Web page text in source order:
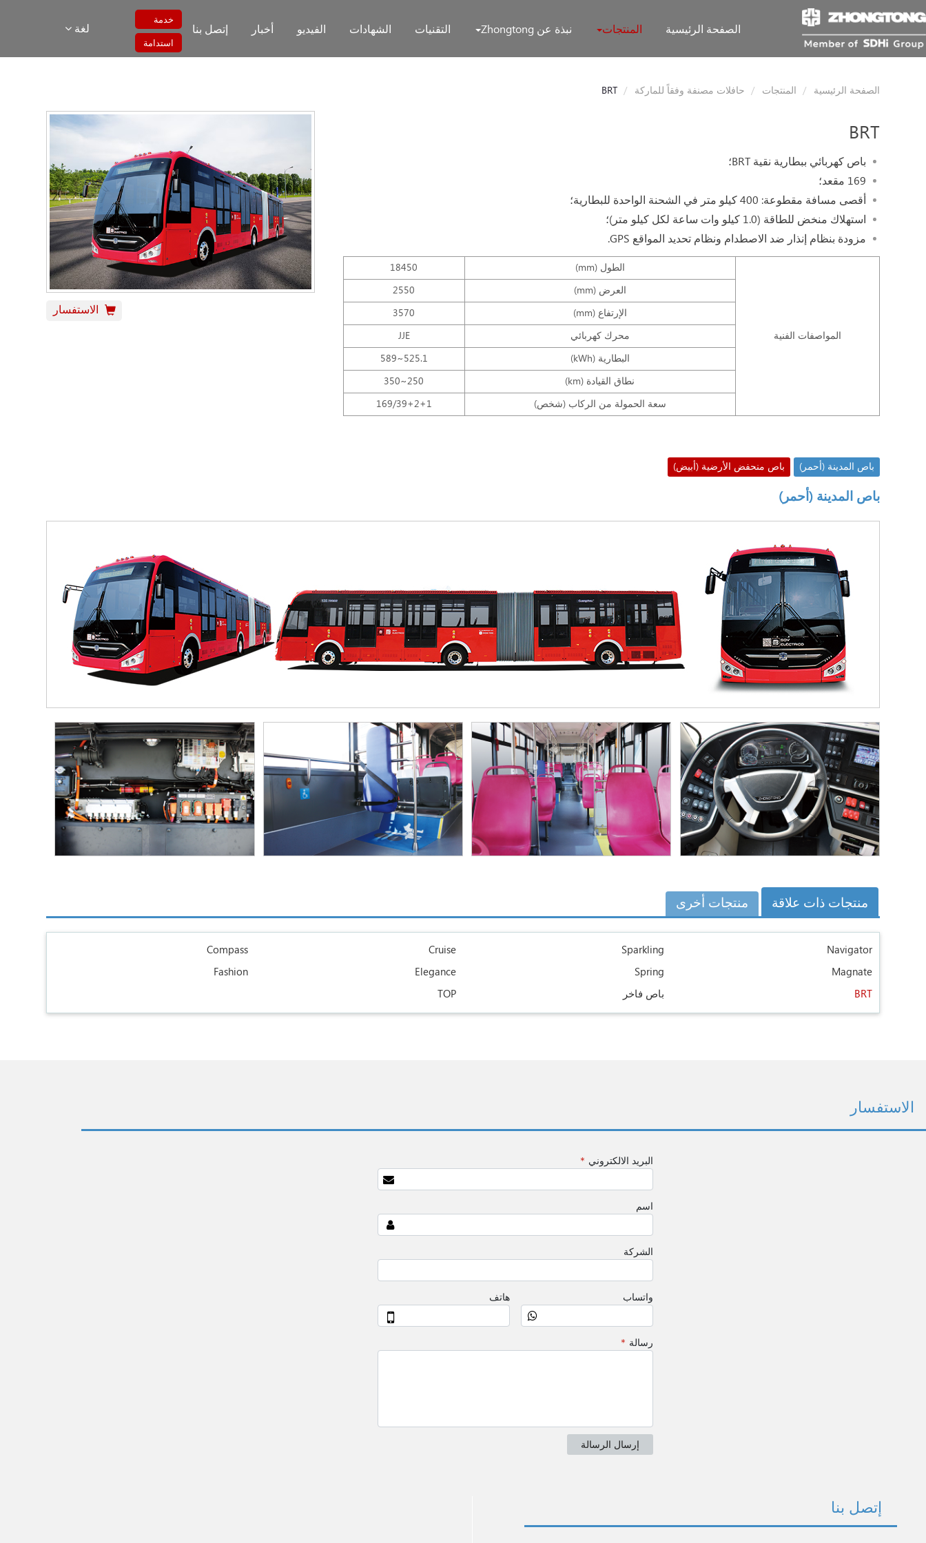
لغة الصفحة الرئيسية المنتجات نبذة عن Zhongtong التقنيات الشهادات الفيديو أخبار إتصل بنا
خدمة
استدامة
الصفحة الرئيسية المنتجات حافلات مصنفة وفقاً للماركة BRT
الاستفسار
BRT
باص كهربائي ببطارية نقية BRT؛
169 مقعد؛
أقصى مسافة مقطوعة: 400 كيلو متر في الشحنة الواحدة للبطارية؛
استهلاك منخض للطاقة (1.0 كيلو وات ساعة لكل كيلو متر)؛
مزودة بنظام إنذار ضد الاصطدام ونظام تحديد المواقع GPS.
المواصفات الفنية
الطول (mm)
18450
العرض (mm)
2550
الإرتفاع (mm)
3570
محرك كهربائي
JJE
البطارية (kWh)
525.1~589
نطاق القيادة (km)
250~350
سعة الحمولة من الركاب (شخص)
169/39+2+1
باص المدينة (أحمر) باص منحفض الأرضية (أبيض)
باص المدينة (أحمر)
منتجات ذات علاقة منتجات أخرى
Navigator
Sparkling
Cruise
Compass
Magnate
Spring
Elegance
Fashion
BRT
باص فاخر TOP
الاستفسار
إتصل بنا